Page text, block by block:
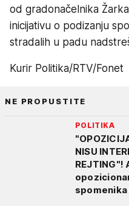
od gradonačelnika
inicijativu o podizanju
stradalih u padu
Kurir Politika/RTV/Fonet
NE PROPUSTITE
POLITIKA
NISU
spomenika